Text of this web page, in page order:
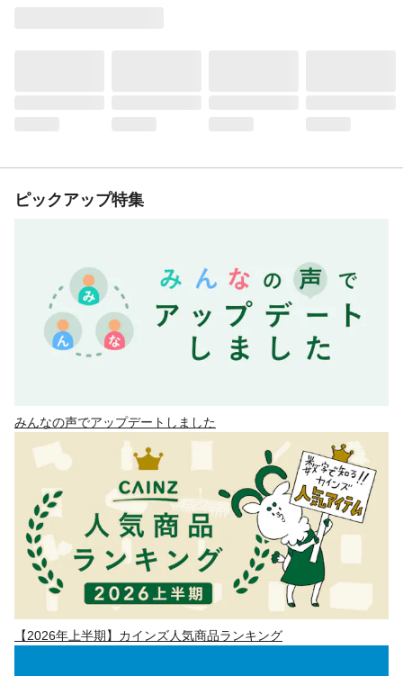
ピックアップ特集
みんなの声でアップデートしました
【2026年上半期】カインズ人気商品ランキング